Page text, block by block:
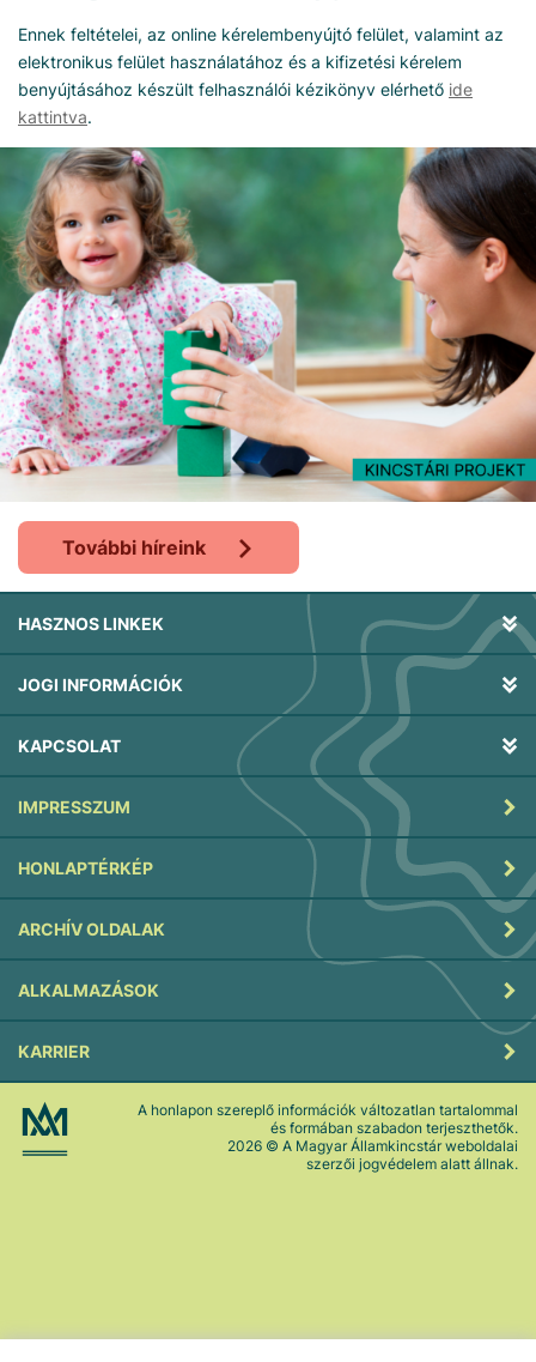
További híreink
Ennek feltételei, az online kérelembenyújtó felület, valamint az
elektronikus felület használatához és a kifizetési kérelem
benyújtásához készült felhasználói kézikönyv elérhető ide
kattintva.
HASZNOS LINKEK
JOGI INFORMÁCIÓK
KAPCSOLAT
IMPRESSZUM
HONLAPTÉRKÉP
ARCHÍV OLDALAK
ALKALMAZÁSOK
KARRIER
A honlapon szereplő információk változatlan tartalommal
és formában szabadon terjeszthetők.
2026 © A Magyar Államkincstár weboldalai
szerzői jogvédelem alatt állnak.